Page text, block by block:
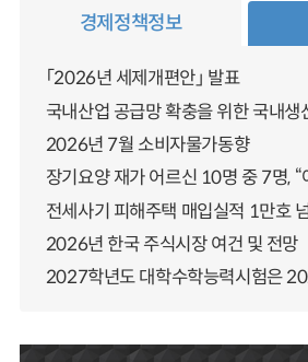
경제정책정보
「2026년 세제개편안」 발표
국내산업 공급망 확충을 위한 국내생
2026년 7월 소비자물가동향
전세사기 피해주택 매입실적 1만호
2026년 한국 주식시장 여건 및 전망